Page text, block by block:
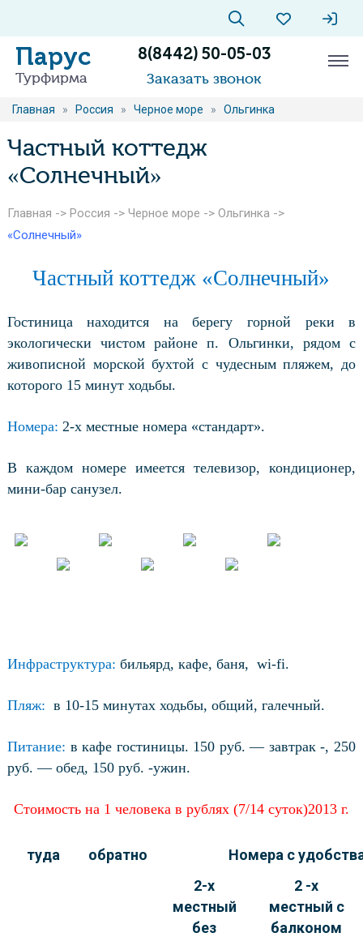
Парус
Турфирма
8(8442) 50-05-03
Заказать звонок
Главная » Россия » Черное море » Ольгинка
Частный коттедж
«Солнечный»
Главная -> Россия -> Черное море -> Ольгинка ->
«Солнечный»
Частный коттедж «Солнечный»
Гостиница находится на берегу горной реки в
экологически чистом районе п. Ольгинки, рядом с
живописной морской бухтой с чудесным пляжем, до
которого 15 минут ходьбы.
Номера: 2-х местные номера «стандарт».
В каждом номере имеется телевизор, кондиционер,
мини-бар санузел.
Инфраструктура: бильярд, кафе, баня, wi-fi.
Пляж: в 10-15 минутах ходьбы, общий, галечный.
Питание: в кафе гостиницы. 150 руб. — завтрак -, 250
руб. — обед, 150 руб. -ужин.
Стоимость на 1 человека в рублях (7/14 суток)2013 г.
туда обратно
Номера с
2-х
местный
без
2 -х
местный с
балконом